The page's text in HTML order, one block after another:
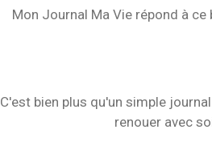
Mon Journal Ma Vie répond à ce
C'est bien plus qu'un simple
renouer avec